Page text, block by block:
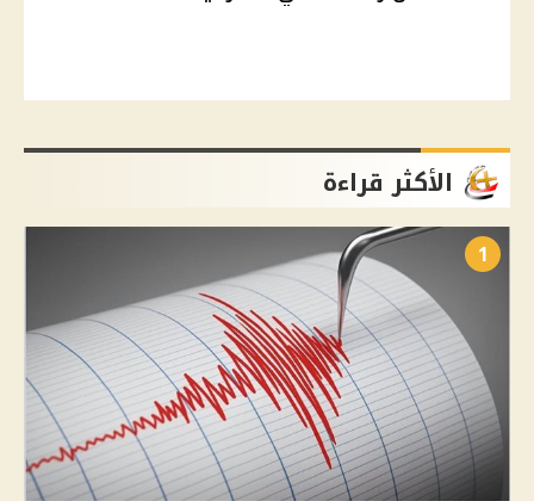
الأكثر قراءة
1